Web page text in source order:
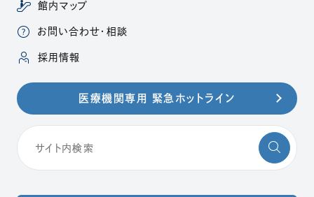
館内マップ
お問い合わせ・相談
採用情報
医療機関専用 緊急ホットライン